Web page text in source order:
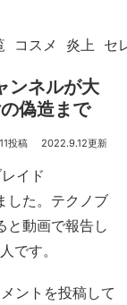
コスメ 炎上 セ
ンネルが大
偽造まで
2022.9.12
イド
した。テクノブ
と動画で報告し
です。
ントを投稿して